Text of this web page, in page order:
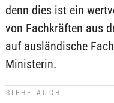
denn dies ist ein
von Fachkräften aus
auf ausländische
Ministerin.
SIEHE AUCH